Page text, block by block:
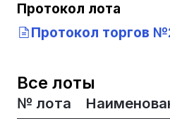
Протокол лота
Протокол торгов
Все лоты
№ лота